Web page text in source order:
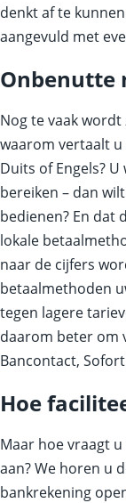
denkt af te
aangevuld met
Onbenutte
Nog te vaak
waarom vertaalt u
Duits of Engels?
bereiken – dan
bedienen? En dat
lokale
naar de cijfers
betaalmethoden
tegen lagere
daarom beter om
Bancontact,
Hoe
Maar hoe vraagt
aan? We horen u
bankrekening